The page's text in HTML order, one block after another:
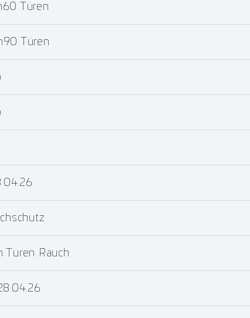
Türen
Türen
Türen Rauch